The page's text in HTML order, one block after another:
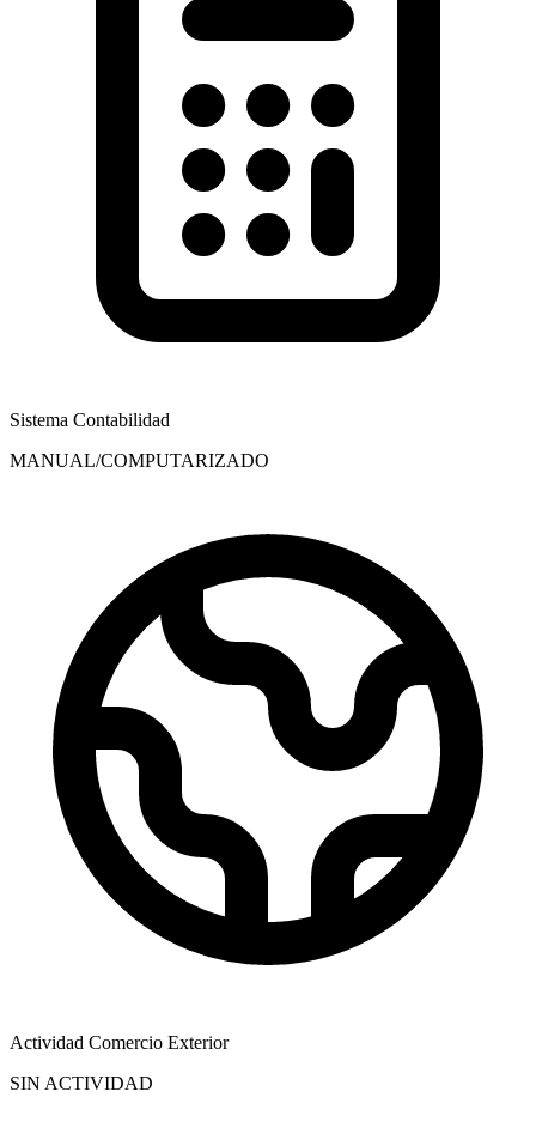
Sistema Contabilidad
MANUAL/COMPUTARIZADO
Actividad Comercio Exterior
SIN ACTIVIDAD